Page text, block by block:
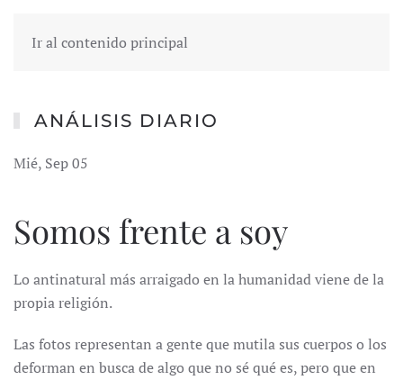
Ir al contenido principal
ANÁLISIS DIARIO
Mié, Sep 05
Somos frente a soy
Lo antinatural más arraigado en la humanidad viene de la
propia religión.
Las fotos representan a gente que mutila sus cuerpos o los
deforman en busca de algo que no sé qué es, pero que en